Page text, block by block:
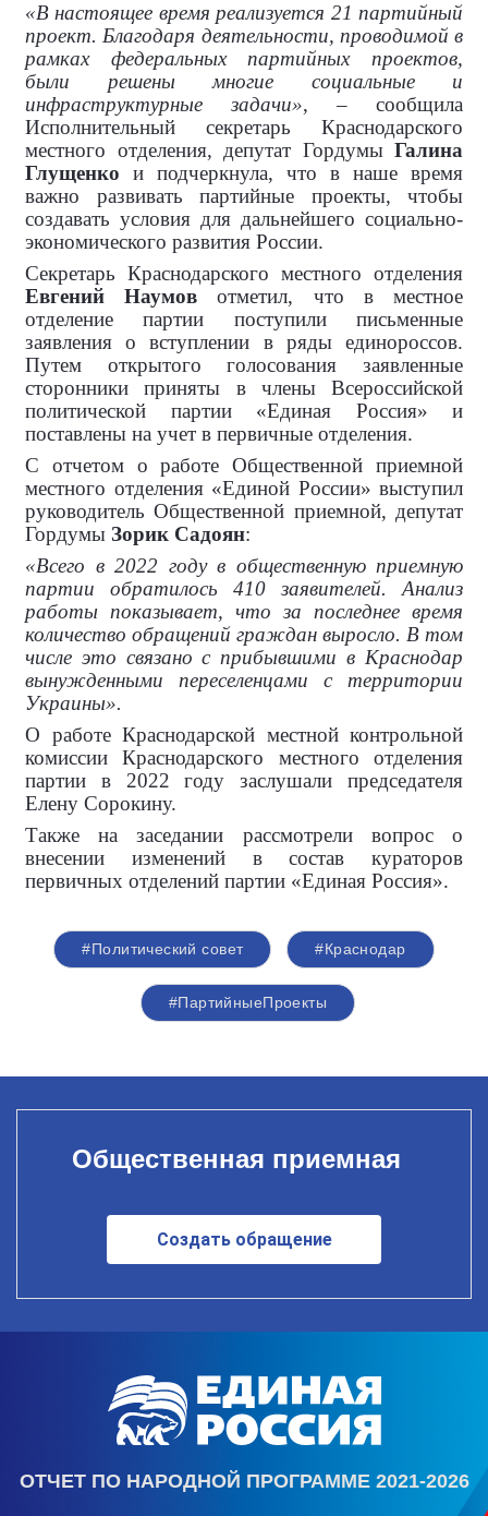
«В настоящее время реализуется 21 партийный
проект. Благодаря деятельности, проводимой в
рамках федеральных партийных проектов,
были решены многие социальные и
инфраструктурные задачи», – сообщила
Исполнительный секретарь Краснодарского
местного отделения, депутат Гордумы Галина
Глущенко и подчеркнула, что в наше время
важно развивать партийные проекты, чтобы
создавать условия для дальнейшего социально-
экономического развития России.
Секретарь Краснодарского местного отделения
Евгений Наумов отметил, что в местное
отделение партии поступили письменные
заявления о вступлении в ряды единороссов.
Путем открытого голосования заявленные
сторонники приняты в члены Всероссийской
политической партии «Единая Россия» и
поставлены на учет в первичные отделения.
С отчетом о работе Общественной приемной
местного отделения «Единой России» выступил
руководитель Общественной приемной, депутат
Гордумы Зорик Садоян:
«Всего в 2022 году в общественную приемную
партии обратилось 410 заявителей. Анализ
работы показывает, что за последнее время
количество обращений граждан выросло. В том
числе это связано с прибывшими в Краснодар
вынужденными переселенцами с территории
Украины».
О работе Краснодарской местной контрольной
комиссии Краснодарского местного отделения
партии в 2022 году заслушали председателя
Елену Сорокину.
Также на заседании рассмотрели вопрос о
внесении изменений в состав кураторов
первичных отделений партии «Единая Россия».
#Политический совет #Краснодар
#ПартийныеПроекты
Общественная приемная
Создать обращение
ОТЧЕТ ПО НАРОДНОЙ ПРОГРАММЕ 2021-2026